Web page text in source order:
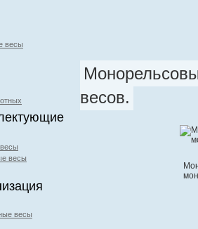
весов.
весы
весы
весы